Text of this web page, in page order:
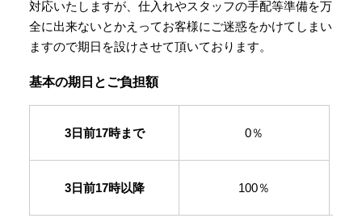
対応いたしますが、仕入れやスタッフの手配等準備を万
全に出来ないとかえってお客様にご迷惑をかけてしまい
ますので期日を設けさせて頂いております。
基本の期日とご負担額
3日前17時まで 0％
3日前17時以降 100％